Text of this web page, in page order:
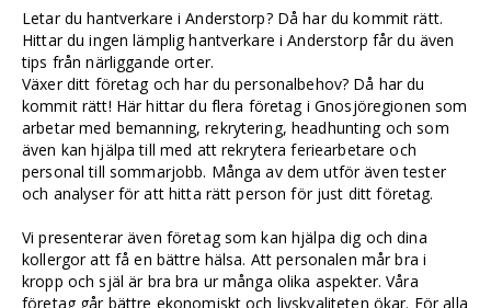
Letar du hantverkare i Anderstorp? Då har du kommit rätt.
Hittar du ingen lämplig hantverkare i Anderstorp får du även
tips från närliggande orter.
Växer ditt företag och har du personalbehov? Då har du
kommit rätt! Här hittar du flera företag i Gnosjöregionen som
arbetar med bemanning, rekrytering, headhunting och som
även kan hjälpa till med att rekrytera feriearbetare och
personal till sommarjobb. Många av dem utför även tester
och analyser för att hitta rätt person för just ditt företag.
Vi presenterar även företag som kan hjälpa dig och dina
kollergor att få en bättre hälsa. Att personalen mår bra i
kropp och själ är bra bra ur många olika aspekter. Våra
företag går bättre ekonomiskt och livskvaliteten ökar. För alla